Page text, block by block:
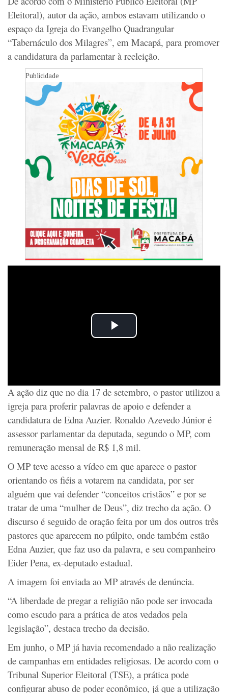
Eleitoral), autor da ação, ambos estavam utilizando o
espaço da Igreja do Evangelho Quadrangular
“Tabernáculo dos Milagres”, em Macapá, para promover
a candidatura da parlamentar à reeleição.
Publicidade
A ação diz que no dia 17 de setembro, o pastor utilizou a
igreja para proferir palavras de apoio e defender a
candidatura de Edna Auzier. Ronaldo Azevedo Júnior é
assessor parlamentar da deputada, segundo o MP, com
remuneração mensal de R$ 1,8 mil.
O MP teve acesso a vídeo em que aparece o pastor
orientando os fiéis a votarem na candidata, por ser
alguém que vai defender “conceitos cristãos” e por se
tratar de uma “mulher de Deus”, diz trecho da ação. O
discurso é seguido de oração feita por um dos outros três
pastores que aparecem no púlpito, onde também estão
Edna Auzier, que faz uso da palavra, e seu companheiro
Eider Pena, ex-deputado estadual.
A imagem foi enviada ao MP através de denúncia.
“A liberdade de pregar a religião não pode ser invocada
como escudo para a prática de atos vedados pela
legislação”, destaca trecho da decisão.
Em junho, o MP já havia recomendado a não realização
de campanhas em entidades religiosas. De acordo com o
Tribunal Superior Eleitoral (TSE), a prática pode
configurar abuso de poder econômico, já que a utilização